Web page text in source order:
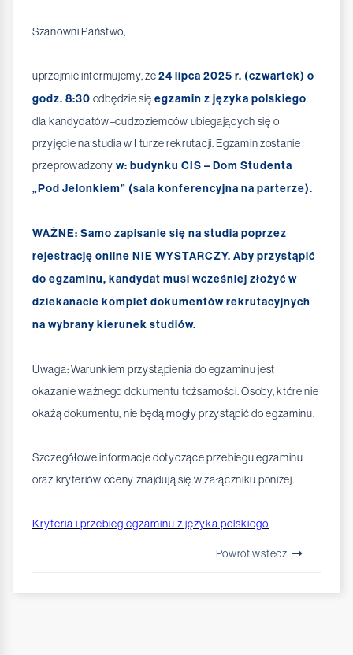
Szanowni Państwo,
uprzejmie informujemy, że24 lipca 2025 r. (czwartek) o
godz. 8:30 odbędzie się egzamin z języka polskiego
dla kandydatów–cudzoziemców ubiegających się o
przyjęcie na studia w I turze rekrutacji. Egzamin zostanie
przeprowadzony w: budynku CIS – Dom Studenta
„Pod Jelonkiem” (sala konferencyjna na parterze).
WAŻNE: Samo zapisanie się na studia poprzez
rejestrację online NIE WYSTARCZY. Aby przystąpić
do egzaminu, kandydat musi wcześniej złożyć w
dziekanacie komplet dokumentów rekrutacyjnych
na wybrany kierunek studiów.
Uwaga: Warunkiem przystąpienia do egzaminu jest
okazanie ważnego dokumentu tożsamości. Osoby, które nie
okażą dokumentu, nie będą mogły przystąpić do egzaminu.
Szczegółowe informacje dotyczące przebiegu egzaminu
oraz kryteriów oceny znajdują się w załączniku poniżej.
Kryteria i przebieg egzaminu z języka polskiego
Powrót wstecz